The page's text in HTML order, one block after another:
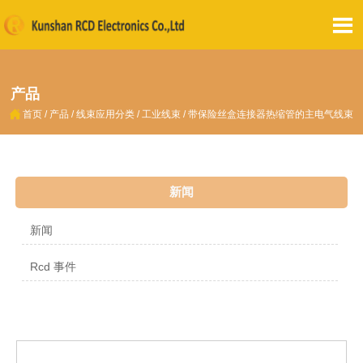

产品
 首页 / 产品 /线束应用分类 / 工业线束 /带保险丝盒连接器热缩管的主电气线束
新闻
新闻
Rcd 事件